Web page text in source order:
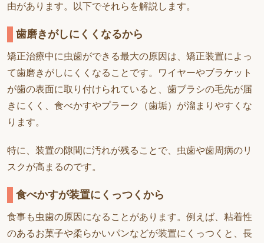
由があります。以下でそれらを解説します。
歯磨きがしにくくなるから
矯正治療中に虫歯ができる最大の原因は、矯正装置によっ
て歯磨きがしにくくなることです。ワイヤーやブラケット
が歯の表面に取り付けられていると、歯ブラシの毛先が届
きにくく、食べかすやプラーク（歯垢）が溜まりやすくな
ります。
特に、装置の隙間に汚れが残ることで、虫歯や歯周病のリ
スクが高まるのです。
食べかすが装置にくっつくから
食事も虫歯の原因になることがあります。例えば、粘着性
のあるお菓子や柔らかいパンなどが装置にくっつくと、長